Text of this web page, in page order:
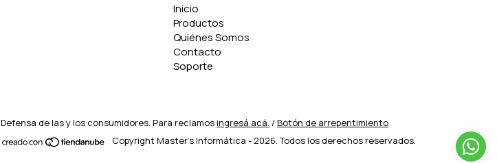
Inicio
Productos
Quiénes Somos
Contacto
Soporte
Defensa de las y los consumidores. Para reclamosingresá acá. /Botón de arrepentimiento
Copyright Master's Informática - 2026. Todos los derechos reservados.